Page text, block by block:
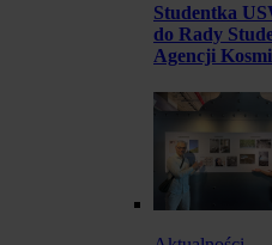
Studentka
do Rady
Agencji